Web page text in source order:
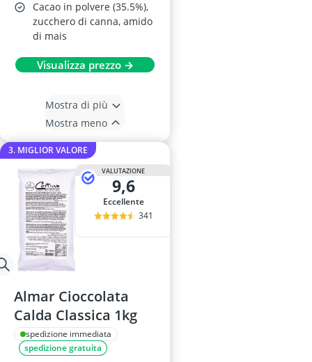
Cacao in polvere (35.5%),
zucchero di canna, amido
di mais
Visualizza prezzo →
Mostra di più
Mostra meno
3. MIGLIOR VALORE
VALUTAZIONE
9,6
Eccellente
341
Almar Cioccolata
Calda Classica 1kg
spedizione immediata
spedizione gratuita